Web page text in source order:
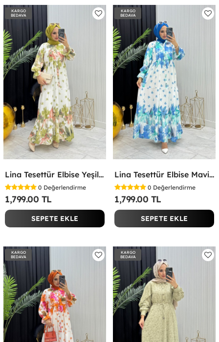
KARGO
BEDAVA
Lina Tesettür Elbise Yeşil Yeşil
0 Değerlendirme
1,799.00 TL
SEPETE EKLE
KARGO
BEDAVA
Lina Tesettür Elbise Mavi Mavi
0 Değerlendirme
1,799.00 TL
SEPETE EKLE
KARGO
BEDAVA
KARGO
BEDAVA